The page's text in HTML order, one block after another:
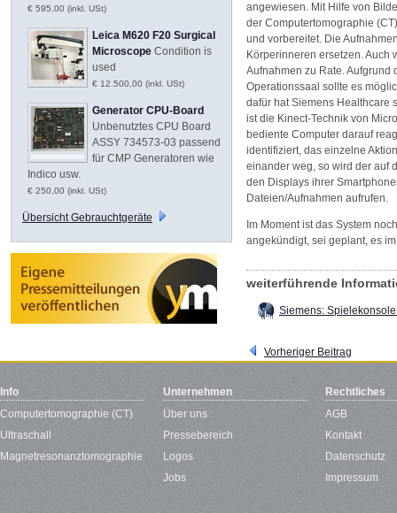
angewiesen. Mit Hilfe von
der Computertomographie
und vorbereitet. Die
Körperinneren ersetzen. Auch
Aufnahmen zu Rate.
Operationssaal sollte es
dafür hat Siemens Healthcare
ist die Kinect-Technik von
bediente Computer darauf
identifiziert, das einzelne
einander weg, so wird der auf
den Displays ihrer
Dateien/Aufnahmen aufrufen.
Im Moment ist das System
angekündigt, sei geplant, es
weiterführende
Siemens:
Vorheriger Beitrag
€ 595,00 (inkl. USt)
Leica M620 F20 Surgical
Microscope Condition is
used
€ 12.500,00 (inkl. USt)
Generator CPU-Board
Unbenutztes CPU Board
ASSY 734573-03 passend
für CMP Generatoren wie
Indico usw.
€ 250,00 (inkl. USt)
Übersicht Gebrauchtgeräte
Info
Computertomographie (CT)
Ultraschall
Magnetresonanztomographie
Unternehmen
Über uns
Pressebereich
Logos
Jobs
Rechtliches
AGB
Kontakt
Datenschutz
Impressum